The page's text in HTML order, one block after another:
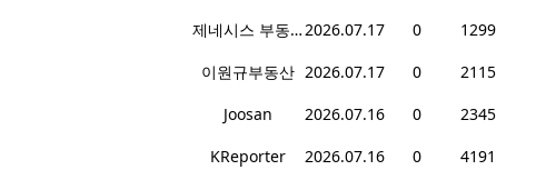
제네시스 부동산2026.07.17 0
1299
이원규부동산 2026.07.17 0
2115
Joosan 2026.07.16 0
2345
KReporter 2026.07.16 0
4191